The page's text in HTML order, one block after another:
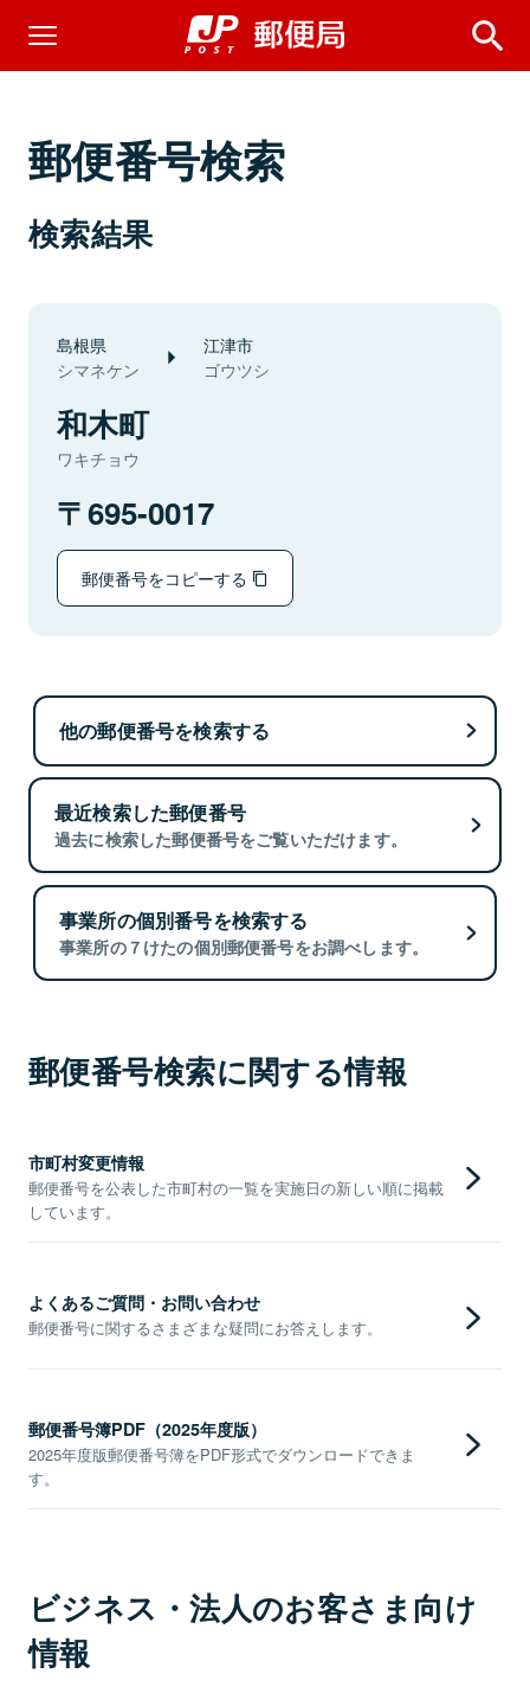
郵便番号検索
検索結果
島根県
シマネケン
江津市
ゴウツシ
和木町
ワキチョウ
695-0017
郵便番号をコピーする
他の郵便番号を検索する
最近検索した郵便番号
過去に検索した郵便番号をご覧いただけます。
事業所の個別番号を検索する
事業所の７けたの個別郵便番号をお調べします。
郵便番号検索に関する情報
市町村変更情報
郵便番号を公表した市町村の一覧を実施日の新しい順に掲載
しています。
よくあるご質問・お問い合わせ
郵便番号に関するさまざまな疑問にお答えします。
郵便番号簿PDF（2025年度版）
2025年度版郵便番号簿をPDF形式でダウンロードできま
す。
ビジネス・法人のお客さま向け
情報